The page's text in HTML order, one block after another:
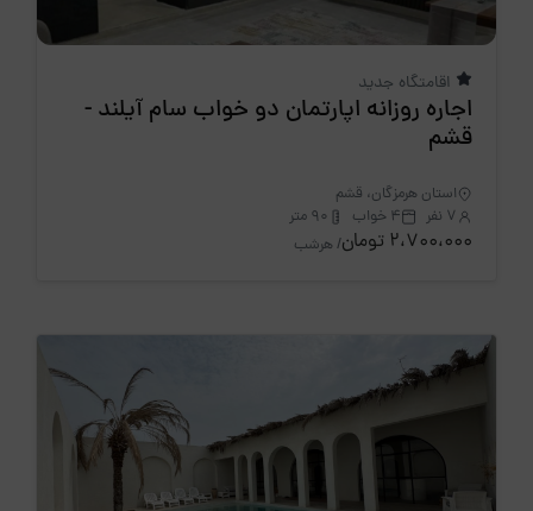
اقامتگاه جدید
اجاره روزانه اپارتمان دو خواب سام آیلند -
قشم
استان هرمزگان، قشم
7 نفر
4 خواب 90 متر
2،700،000 تومان / هرشب